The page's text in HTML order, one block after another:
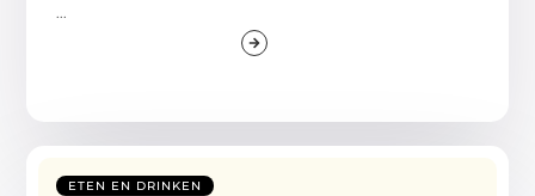
...
ETEN EN DRINKEN